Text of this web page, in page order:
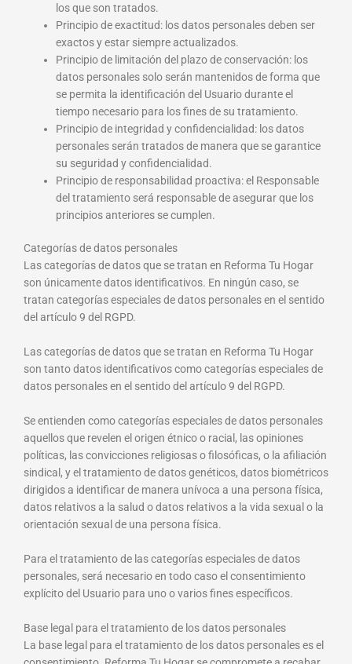
los que son tratados.
Principio de exactitud: los datos personales deben ser
exactos y estar siempre actualizados.
Principio de limitación del plazo de conservación: los
datos personales solo serán mantenidos de forma que
se permita la identificación del Usuario durante el
tiempo necesario para los fines de su tratamiento.
Principio de integridad y confidencialidad: los datos
personales serán tratados de manera que se garantice
su seguridad y confidencialidad.
Principio de responsabilidad proactiva: el Responsable
del tratamiento será responsable de asegurar que los
principios anteriores se cumplen.
Categorías de datos personales
Las categorías de datos que se tratan en Reforma Tu Hogar
son únicamente datos identificativos. En ningún caso, se
tratan categorías especiales de datos personales en el sentido
del artículo 9 del RGPD.
Las categorías de datos que se tratan en Reforma Tu Hogar
son tanto datos identificativos como categorías especiales de
datos personales en el sentido del artículo 9 del RGPD.
Se entienden como categorías especiales de datos personales
aquellos que revelen el origen étnico o racial, las opiniones
políticas, las convicciones religiosas o filosóficas, o la afiliación
sindical, y el tratamiento de datos genéticos, datos biométricos
dirigidos a identificar de manera unívoca a una persona física,
datos relativos a la salud o datos relativos a la vida sexual o la
orientación sexual de una persona física.
Para el tratamiento de las categorías especiales de datos
personales, será necesario en todo caso el consentimiento
explícito del Usuario para uno o varios fines específicos.
Base legal para el tratamiento de los datos personales
La base legal para el tratamiento de los datos personales es el